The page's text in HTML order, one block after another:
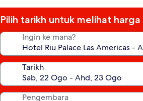
Pilih tarikh untuk melihat harga
Ingin ke mana?
Tarikh
Pengembara